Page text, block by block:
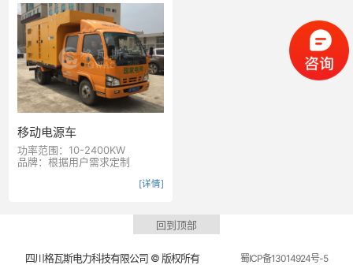
移动电源车
功率范围：10-2400KW
品牌：根据用户需求定制
[详情]
回到顶部
四川格瓦斯电力科技有限公司 © 版权所有
蜀ICP备13014924号-5